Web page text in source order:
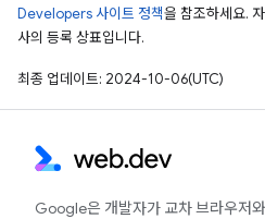
Developers 사이트 정책을 참조하세요.
사의 등록 상표입니다.
최종 업데이트: 2024-10-06(UTC)
Google은 개발자가 교차 브라우저